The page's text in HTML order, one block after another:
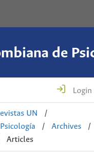
de
Login
UN
/
/ Archives
/
Articles